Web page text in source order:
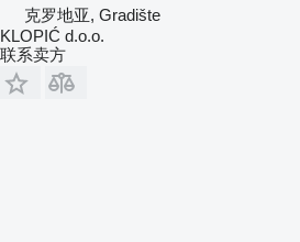
克罗地亚, Gradište
KLOPIĆ d.o.o.
联系卖方